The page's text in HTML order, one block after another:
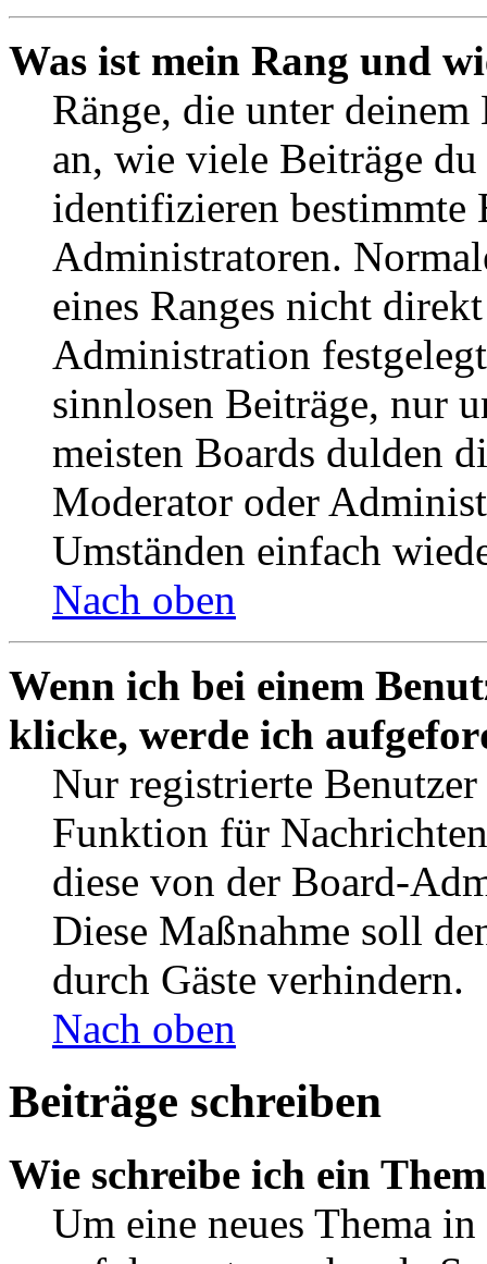
Was ist mein Rang und
Ränge, die unter deinem
an, wie viele Beiträge
identifizieren bestimmte
Administratoren.
eines Ranges nicht
Administration
sinnlosen Beiträge, nur
meisten Boards dulden
Moderator oder
Umständen einfach
Nach oben
Wenn ich bei einem
klicke, werde ich
Nur registrierte
Funktion für
diese von der Board-
Diese Maßnahme soll
durch Gäste verhindern.
Nach oben
Beiträge schreiben
Wie schreibe ich ein
Um eine neues Thema